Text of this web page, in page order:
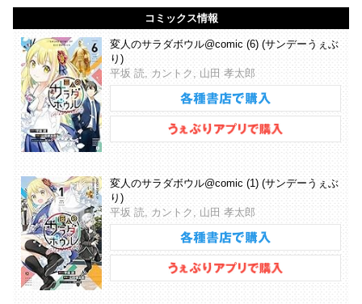
コミックス情報
変人のサラダボウル@comic (6) (サンデーうぇぶ
り)
平坂 読, カントク, 山田 孝太郎
変人のサラダボウル@comic (1) (サンデーうぇぶ
り)
平坂 読, カントク, 山田 孝太郎